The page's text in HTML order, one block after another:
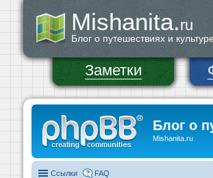
Mishanita.ru
Блог о путешествиях и
Заметки
Блог о
Mishanita.ru
Ссылки FAQ